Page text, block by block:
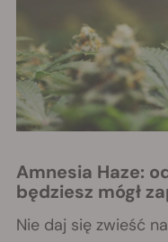
Amnesia Haze: odmiana, o której nie
będziesz mógł
Nie daj się zwieść